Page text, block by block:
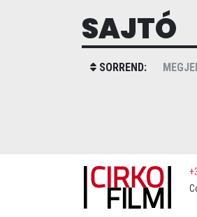
SAJTÓ
SORREND: